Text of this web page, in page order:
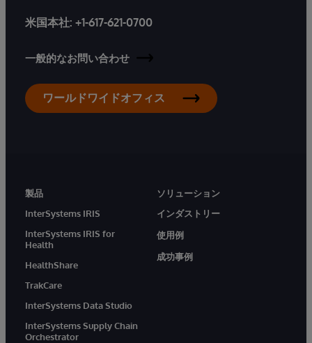
米国本社: +1-617-621-0700
一般的なお問い合わせ
ワールドワイドオフィス
製品
InterSystems IRIS
InterSystems IRIS for
Health
HealthShare
TrakCare
InterSystems Data Studio
InterSystems Supply Chain
Orchestrator
ソリューション
インダストリー
使用例
成功事例